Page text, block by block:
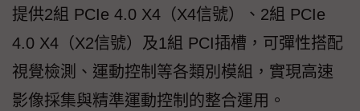
提供2組 PCIe 4.0 X4（X4信號）、2組 PCIe
4.0 X4（X2信號）及1組 PCI插槽，可彈性搭配
視覺檢測、運動控制等各類別模組，實現高速
影像採集與精準運動控制的整合運用。